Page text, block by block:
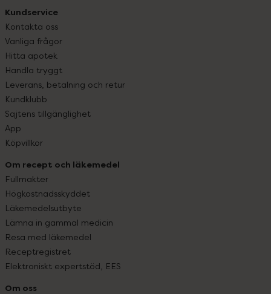
Kundservice
Kontakta oss
Vanliga frågor
Hitta apotek
Handla tryggt
Leverans, betalning och retur
Kundklubb
Sajtens tillgänglighet
App
Köpvillkor
Om recept och läkemedel
Fullmakter
Högkostnadsskyddet
Läkemedelsutbyte
Lämna in gammal medicin
Resa med läkemedel
Receptregistret
Elektroniskt expertstöd, EES
Om oss